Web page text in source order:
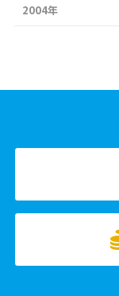
2004年